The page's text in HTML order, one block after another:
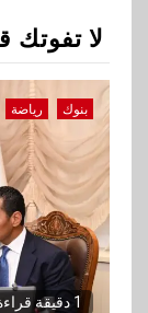
3
4
لا
بنوك رياضة
1 دقيقة قراءة